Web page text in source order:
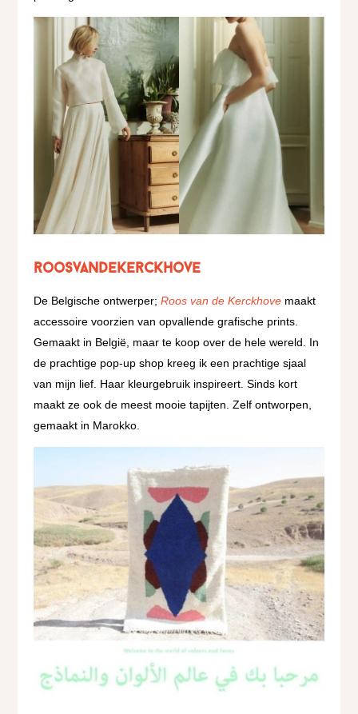
roosvandekerckhove
De Belgische ontwerper;Roos van de Kerckhove maakt
accessoire voorzien van opvallende grafische prints.
Gemaakt in België, maar te koop over de hele wereld. In
de prachtige pop-up shop kreeg ik een prachtige sjaal
van mijn lief. Haar kleurgebruik inspireert. Sinds kort
maakt ze ook de meest mooie tapijten. Zelf ontworpen,
gemaakt in Marokko.